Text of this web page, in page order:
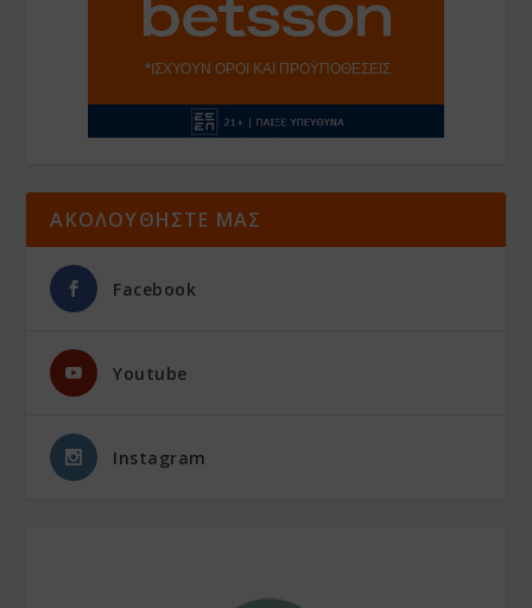
ΑΚΟΛΟΥΘΗΣΤΕ ΜΑΣ
Facebook
Youtube
Instagram